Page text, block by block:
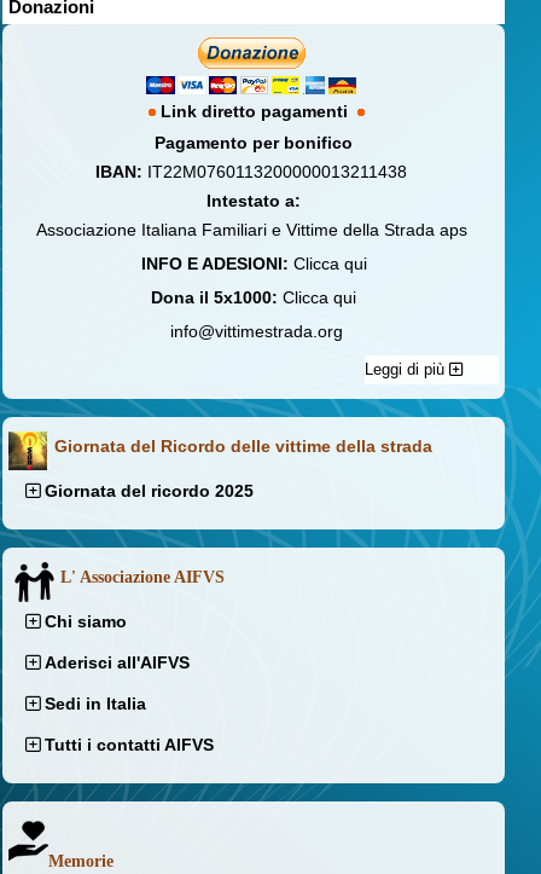
Donazioni
Link diretto pagamenti
Pagamento per bonifico
IBAN: IT22M0760113200000013211438
Intestato a:
Associazione Italiana Familiari e Vittime della Strada aps
INFO E ADESIONI: Clicca qui
Dona il 5x1000: Clicca qui
info@vittimestrada.org
Leggi di più
Giornata del Ricordo delle vittime della strada
Giornata del ricordo 2025
L' Associazione AIFVS
Chi siamo
Aderisci all'AIFVS
Sedi in Italia
Tutti i contatti AIFVS
Memorie